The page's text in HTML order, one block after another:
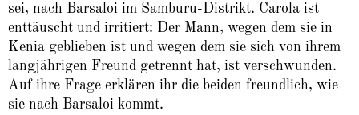
sei, nach Barsaloi im Samburu-Distrikt. Carola ist
enttäuscht und irritiert: Der Mann, wegen dem sie in
Kenia geblieben ist und wegen dem sie sich von ihrem
langjährigen Freund getrennt hat, ist verschwunden.
Auf ihre Frage erklären ihr die beiden freundlich, wie
sie nach Barsaloi kommt.